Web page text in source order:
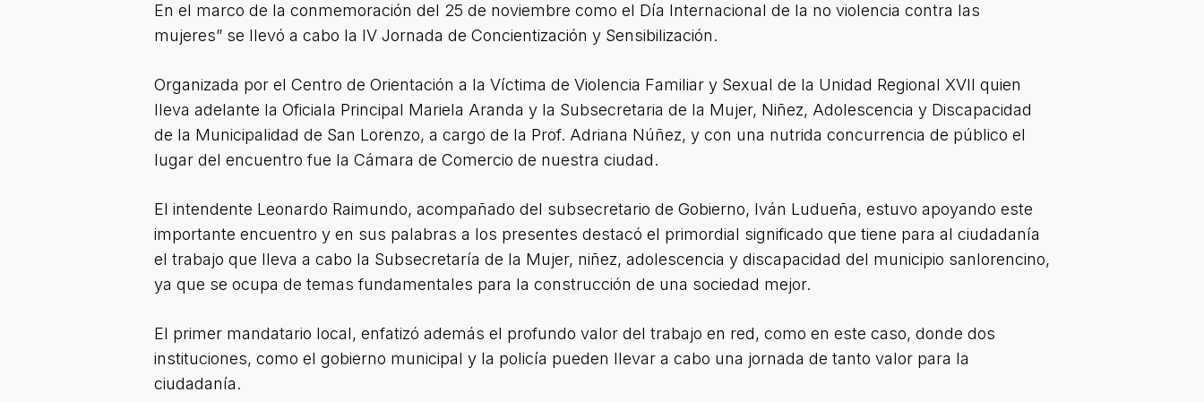
En el marco de la conmemoración del 25 de noviembre como el Día Internacional de la no violencia contra las
mujeres” se llevó a cabo la IV Jornada de Concientización y Sensibilización.
Organizada por el Centro de Orientación a la Víctima de Violencia Familiar y Sexual de la Unidad Regional XVII quien
lleva adelante la Oficiala Principal Mariela Aranda y la Subsecretaria de la Mujer, Niñez, Adolescencia y Discapacidad
de la Municipalidad de San Lorenzo, a cargo de la Prof. Adriana Núñez, y con una nutrida concurrencia de público el
lugar del encuentro fue la Cámara de Comercio de nuestra ciudad.
El intendente Leonardo Raimundo, acompañado del subsecretario de Gobierno, Iván Ludueña, estuvo apoyando este
importante encuentro y en sus palabras a los presentes destacó el primordial significado que tiene para al ciudadanía
el trabajo que lleva a cabo la Subsecretaría de la Mujer, niñez, adolescencia y discapacidad del municipio sanlorencino,
ya que se ocupa de temas fundamentales para la construcción de una sociedad mejor.
El primer mandatario local, enfatizó además el profundo valor del trabajo en red, como en este caso, donde dos
instituciones, como el gobierno municipal y la policía pueden llevar a cabo una jornada de tanto valor para la
ciudadanía.